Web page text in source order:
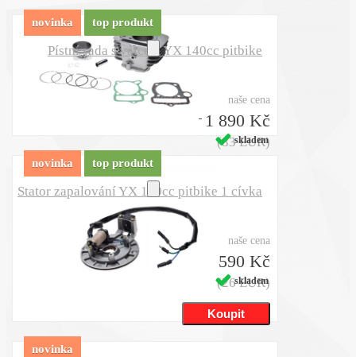
Pístní sada s válcem YX 140cc pitbike
naše cena
1 890 Kč
(83 EUR)
skladem
novinka top produkt
Stator zapalování YX 140cc pitbike 1 cívka
naše cena
590 Kč
(26 EUR)
skladem
novinka top produkt
novinka